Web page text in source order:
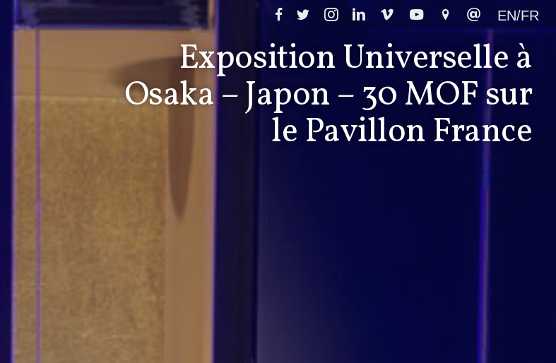
EN/FR
Exposition Universelle à
Osaka – Japon – 30 MOF sur
le Pavillon France